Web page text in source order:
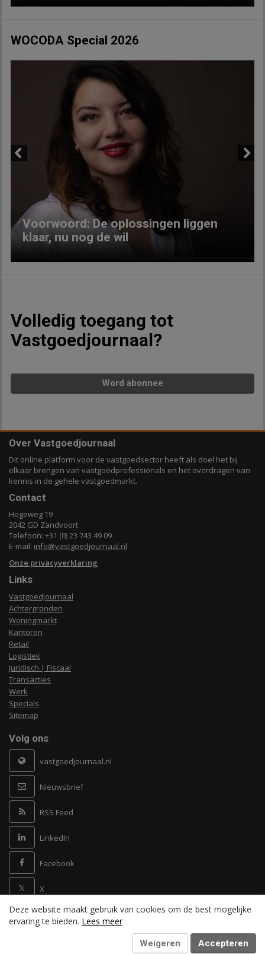
WOCODA Special 2026
Voorwoord: De oplossingen liggen
klaar, nu nog de wil
Volledig toegang tot
Vastgoedjournaal?
Word abonnee
Over Vastgoedjournaal
Dit online platform voor de vastgoedsector heeft als doel het bij
elkaar brengen van vastgoedprofessionals en het overdragen van
kennis in de gehele vastgoedmarkt.
Contact
Hogeweg 19
2042 GD Zandvoort
Telefoon: +31 (0) 23 743 49 09
E-mail: info@vastgoedjournaal.nl
Onze privacyverklaring
Links
Vastgoedjournaal
Achtergronden
Woningmarkt
Kantoren
Retail
Logistiek
Juridisch | Fiscaal
Transacties
Werk
Specials
Sitemap
Volg ons
vastgoedjournaal.nl
Nieuwsbrief
RSS Feed
LinkedIn
Facebook
X
Powered by
Deze website maakt gebruik van cookies om de best mogelijke
ervaring te bieden. Lees meer
Weigeren Accepteren